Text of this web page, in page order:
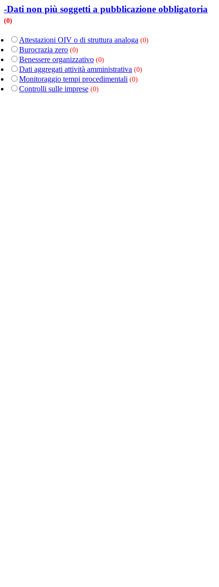
-Dati non più soggetti a pubblicazione obbligatoria
(0)
Attestazioni OIV o di struttura analoga (0)
Burocrazia zero (0)
Benessere organizzativo (0)
Dati aggregati attività amministrativa (0)
Monitoraggio tempi procedimentali (0)
Controlli sulle imprese (0)